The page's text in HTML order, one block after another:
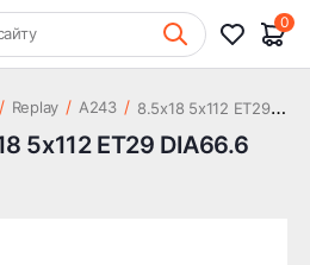
0
/ Replay / A243 / 8
.5x18 5x112 ET29 DIA66.6
5x112 ET29 DIA66.6